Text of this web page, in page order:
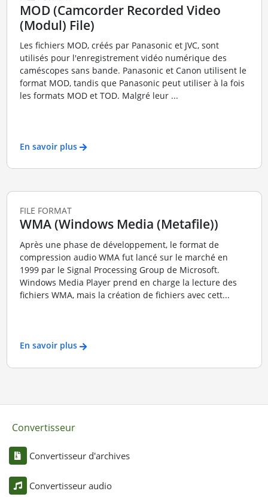
MOD (Camcorder Recorded Video
(Modul) File)
Les fichiers MOD, créés par Panasonic et JVC, sont
utilisés pour l'enregistrement vidéo numérique des
caméscopes sans bande. Panasonic et Canon utilisent le
format MOD, tandis que Panasonic peut utiliser à la fois
les formats MOD et TOD. Malgré leur ...
En savoir plus
FILE FORMAT
WMA (Windows Media (Metafile))
Après une phase de développement, le format de
compression audio WMA fut lancé sur le marché en
1999 par le Signal Processing Group de Microsoft.
Windows Media Player prend en charge la lecture des
fichiers WMA, mais la création de fichiers avec cett...
En savoir plus
Convertisseur
Convertisseur d'archives
Convertisseur audio